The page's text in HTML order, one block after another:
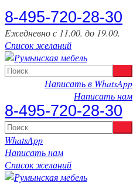
‎8-495-720-28-30
Eжедневно с 11.00. до 19.00.
Список желаний
Написать в WhatsApp
Написать нам
‎8-495-720-28-30
WhatsApp
Написать нам
Список желаний